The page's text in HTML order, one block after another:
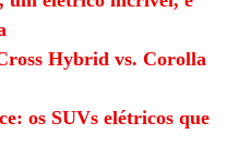
Hybrid vs. Corolla
os SUVs elétricos que